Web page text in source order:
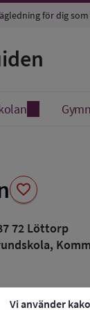
Vi använder
för dig
favorite
72 Löttorp
,